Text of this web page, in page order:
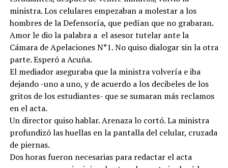
ministra. Los celulares empezaban a molestar a los
hombres de la Defensoría, que pedían que no grabaran.
Amor le dio la palabra a el asesor tutelar ante la
Cámara de Apelaciones N°1. No quiso dialogar sin la otra
parte. Esperó a Acuña.
El mediador aseguraba que la ministra volvería e iba
dejando -uno a uno, y de acuerdo a los decibeles de los
gritos de los estudiantes- que se sumaran más reclamos
en el acta.
Un director quiso hablar. Arenaza lo cortó. La ministra
profundizó las huellas en la pantalla del celular, cruzada
de piernas.
Dos horas fueron necesarias para redactar el acta